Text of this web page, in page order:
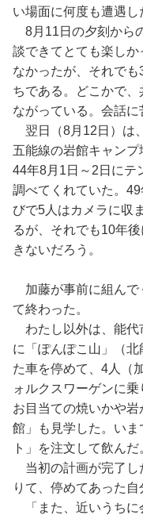
い場面に何度も遭遇し
8月11日の夕刻から
談できてとても楽し
なかったが、それで
ちである。どこかで
ながっている。会話に
翌日（8月12日）は
五能線の岩館キャン
44年8月1日～2日にテ
調べてくれていた。
びで5人はカメラに収
るが、それでも10年
きないだろう。
加藤が事前に組んで
て終わった。
わたし以外は、能代
に「ぽんぽこ山」（
た車を停めて、4人（
ォルクスワーゲンに乗
お目当ての焼いかや
館」も見学した。い
ト」を注文して飲んだ
当初の計画が完了し
りて、停めてあった自
「また、近いうちに